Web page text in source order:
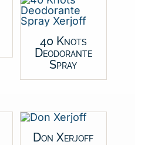
40 Knots
Deodorante
Spray
Don Xerjoff